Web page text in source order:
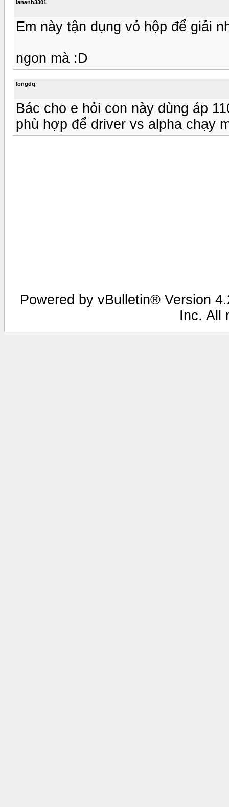
lananh3301
Em này tận dụng vỏ hộp để giải
ngon mà :D
longdq
Bác cho e hỏi con này dùng áp
phù hợp để driver vs alpha chạy
Powered by vBulletin® Version
Inc. All